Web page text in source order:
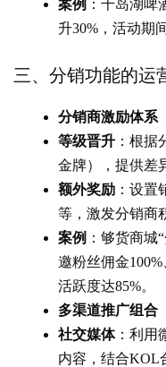
：千岛湖
升30%，活动期
三、分销功能的运
分销商激励体系
等级晋升 ：根据
金牌），提供差
额外奖励 ：设
等，激发分销商
案例 ：够货商城
邀粉丝佣金
活跃度达85%。
多渠道推广组合
社交媒体：利用
内容，结合KOL